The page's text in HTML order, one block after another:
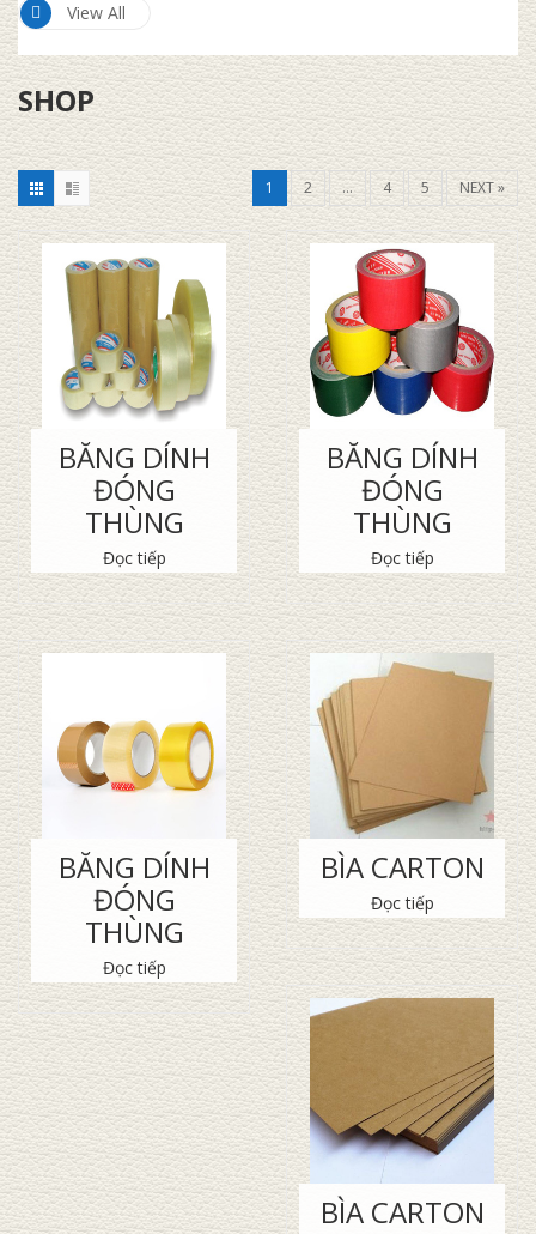
View All
SHOP
1 2 … 4 5 NEXT »
BĂNG DÍNH
ĐÓNG
THÙNG
Đọc tiếp
BĂNG DÍNH
ĐÓNG
THÙNG
Đọc tiếp
BĂNG DÍNH
ĐÓNG
THÙNG
Đọc tiếp
BÌA CARTON
Đọc tiếp
BÌA CARTON